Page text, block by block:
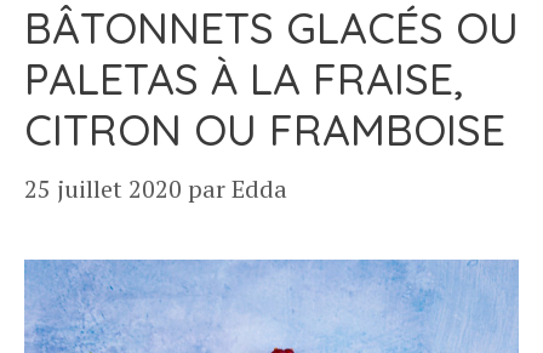
BÂTONNETS GLACÉS OU
PALETAS À LA FRAISE,
CITRON OU FRAMBOISE
25 juillet 2020 parEdda